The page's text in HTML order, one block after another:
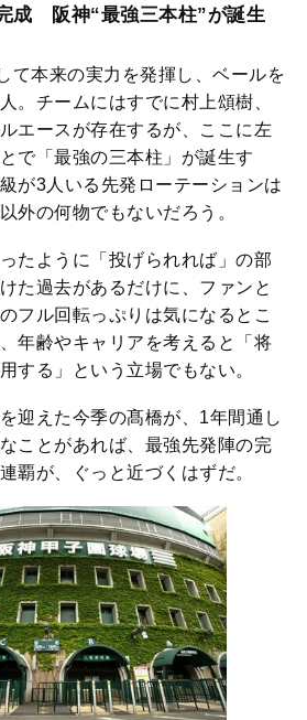
成 阪神“最強三本柱”が誕生
て本来の実力を発揮し、ベールを
。チームにはすでに村上頌樹、
エースが存在するが、ここに左
で「最強の三本柱」が誕生す
が3人いる先発ローテーションは
外の何物でもないだろう。
たように「投げられれば」の部
た過去があるだけに、ファンと
フル回転っぷりは気になるとこ
年齢やキャリアを考えると「将
する」という立場でもない。
迎えた今季の髙橋が、1年間通し
ことがあれば、最強先発陣の完
覇が、ぐっと近づくはずだ。